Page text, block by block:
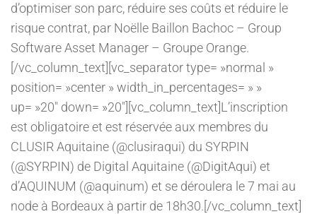
d’optimiser son parc, réduire ses coûts et réduire le
risque contrat, par Noëlle Baillon Bachoc – Group
Software Asset Manager – Groupe Orange.
[/vc_column_text][vc_separator type= »normal »
position= »center » width_in_percentages= » »
up= »20″ down= »20″][vc_column_text]L’inscription
est obligatoire et est réservée aux membres du
CLUSIR Aquitaine (@clusiraqui) du SYRPIN
(@SYRPIN) de Digital Aquitaine (@DigitAqui) et
d’AQUINUM (@aquinum) et se déroulera le 7 mai au
node à Bordeaux à partir de 18h30.[/vc_column_text]